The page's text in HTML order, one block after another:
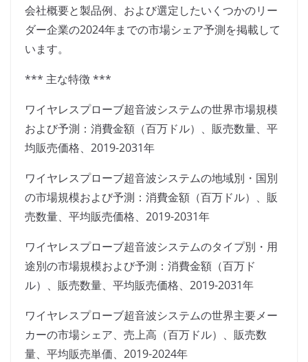
会社概要と製品例、および選定したいくつかのリー
ダー企業の2024年までの市場シェア予測を掲載して
います。
*** 主な特徴 ***
ワイヤレスプローブ超音波システムの世界市場規模
および予測：消費金額（百万ドル）、販売数量、平
均販売価格、2019-2031年
ワイヤレスプローブ超音波システムの地域別・国別
の市場規模および予測：消費金額（百万ドル）、販
売数量、平均販売価格、2019-2031年
ワイヤレスプローブ超音波システムのタイプ別・用
途別の市場規模および予測：消費金額（百万ド
ル）、販売数量、平均販売価格、2019-2031年
ワイヤレスプローブ超音波システムの世界主要メー
カーの市場シェア、売上高（百万ドル）、販売数
量、平均販売単価、2019-2024年